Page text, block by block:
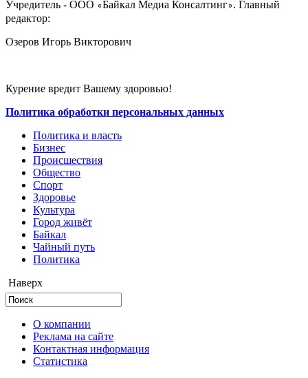
Учредитель - ООО «Байкал Медиа Консалтинг». Главный
редактор:
Озеров Игорь Викторович
Курение вредит Вашему здоровью!
Политика обработки персональных данных
Политика и власть
Бизнес
Происшествия
Общество
Cпорт
Здоровье
Культура
Город живёт
Байкал
Чайный путь
Политика
Наверх
О компании
Реклама на сайте
Контактная информация
Статистика